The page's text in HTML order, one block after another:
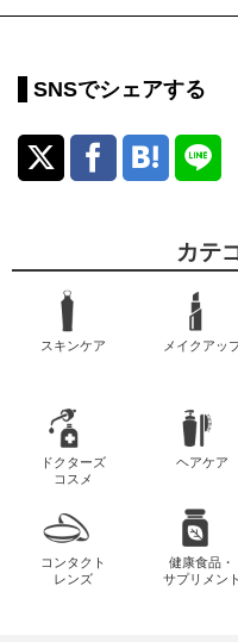
SNSでシェアする
カテ
スキンケア メイクアッ
ドクターズ
コスメ
ヘアケア
コンタクト
レンズ
健康食品・
サプリメント